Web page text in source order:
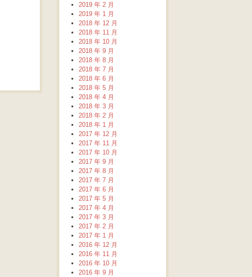
2019 年 2 月
2019 年 1 月
2018 年 12 月
2018 年 11 月
2018 年 10 月
2018 年 9 月
2018 年 8 月
2018 年 7 月
2018 年 6 月
2018 年 5 月
2018 年 4 月
2018 年 3 月
2018 年 2 月
2018 年 1 月
2017 年 12 月
2017 年 11 月
2017 年 10 月
2017 年 9 月
2017 年 8 月
2017 年 7 月
2017 年 6 月
2017 年 5 月
2017 年 4 月
2017 年 3 月
2017 年 2 月
2017 年 1 月
2016 年 12 月
2016 年 11 月
2016 年 10 月
2016 年 9 月